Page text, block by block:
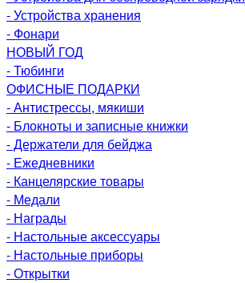
- Устройства хранения
- Фонари
НОВЫЙ ГОД
- Тюбинги
ОФИСНЫЕ ПОДАРКИ
- Антистрессы, мякиши
- Блокноты и записные книжки
- Держатели для бейджа
- Ежедневники
- Канцелярские товары
- Медали
- Награды
- Настольные аксессуары
- Настольные приборы
- Открытки